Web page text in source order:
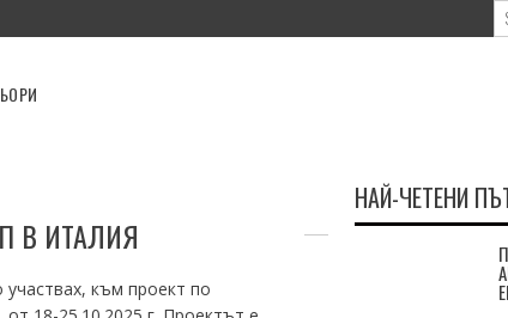
В ИТАЛИЯ
към проект по
НАЙ-ЧЕТЕНИ